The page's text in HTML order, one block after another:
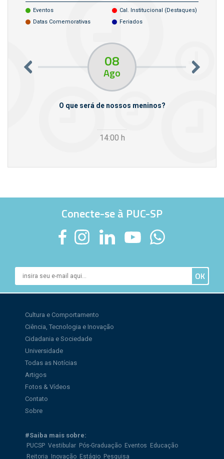
Eventos
Cal. Institucional (destaques)
Datas Comemorativas
Feriados
08
Ago
O que será de nossos meninos?
14:00 h
Conecte-se à PUC-SP
Cultura e Comportamento
Ciência, Tecnologia e Inovação
Cidadania e Sociedade
Universidade
Todas as Notícias
Artigos
Fotos & Vídeos
Contato
Sobre
#Saiba mais sobre:
PUCSP Vestibular Pós-Graduação Eventos
Educação
Reitoria
Inovação Estágio Pesquisa